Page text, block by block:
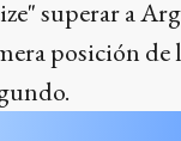
superar a
posición de